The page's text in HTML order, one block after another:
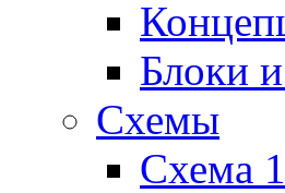
Блоки
Схемы
Схема 1